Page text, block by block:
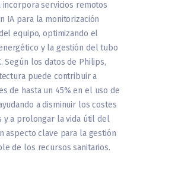
incorpora servicios remotos
IA para la monitorización
equipo, optimizando el
y la gestión del tubo
Según los datos de Philips,
puede contribuir a
de hasta un 45% en el uso de
a disminuir los costes
y a prolongar la vida útil del
aspecto clave para la gestión
de los recursos sanitarios.